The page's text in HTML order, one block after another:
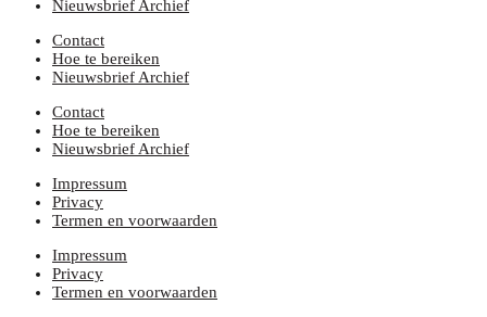
Nieuwsbrief Archief
Contact
Hoe te bereiken
Nieuwsbrief Archief
Contact
Hoe te bereiken
Nieuwsbrief Archief
Impressum
Privacy
Termen en voorwaarden
Impressum
Privacy
Termen en voorwaarden